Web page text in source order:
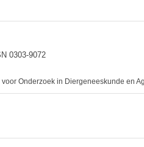
0303-9072
Onderzoek in Diergeneeskunde en